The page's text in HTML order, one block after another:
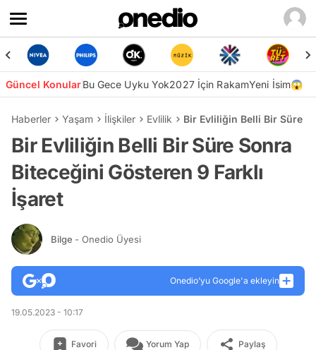
Güncel KonularBu Gece Uyku Yok2027 İçin RakamYeni İsim😱
Haberler Yaşam İlişkiler Evlilik Bir Evliliğin Belli Bir Süre
Bir Evliliğin Belli Bir Süre Sonra
Biteceğini Gösteren 9 Farklı
İşaret
Bilge - Onedio Üyesi
Onedio’yu Google'a ekleyin
19.05.2023 - 10:17
Favori Yorum Yap Paylaş